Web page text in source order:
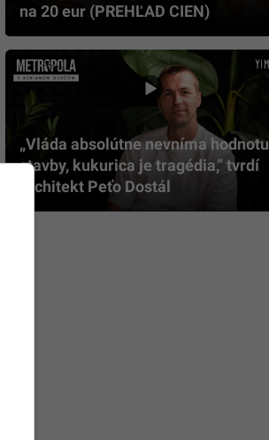
na 20 eur (PREHĽAD CIEN)
„Vláda absolútne nevníma hodnotu
stavby, kukurica je tragédia,” tvrdí
architekt Peťo Dostál